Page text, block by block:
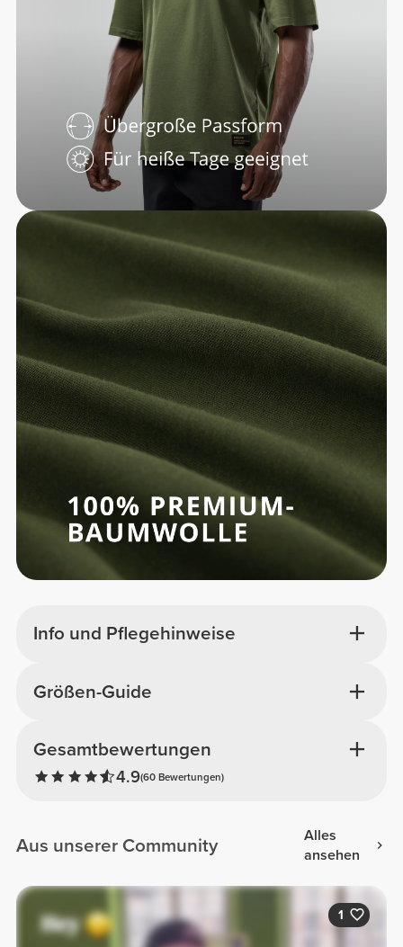
Info und Pflegehinweise
Gesamtbewertungen
4.9(60 Bewertungen)
Größen-Guide
Aus unserer Community
Alles
ansehen
1